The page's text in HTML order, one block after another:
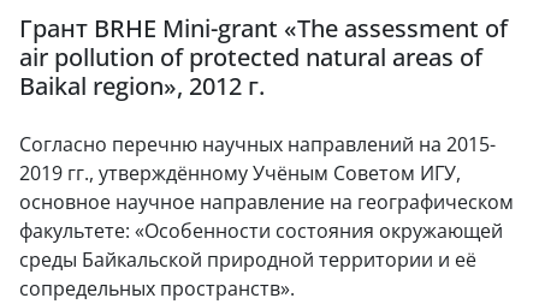
Грант BRHE Mini-grant «The assessment of
air pollution of protected natural areas of
Baikal region», 2012 г.
Согласно перечню научных направлений на 2015-
2019 гг., утверждённому Учёным Советом ИГУ,
основное научное направление на географическом
факультете: «Особенности состояния окружающей
среды Байкальской природной территории и её
сопредельных пространств».